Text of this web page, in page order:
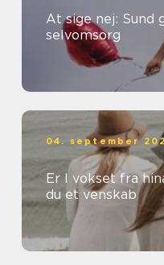
At sige nej:
selvomsorg
04. september
Er I vokset fra
du et venskab